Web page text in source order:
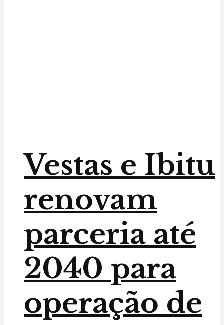
Vestas e Ibitu
renovam
parceria até
2040 para
operação de